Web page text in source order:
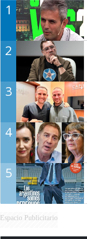
1
2
3
4
5
Espacio Publicitario